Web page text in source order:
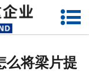
站首页
么将梁片提